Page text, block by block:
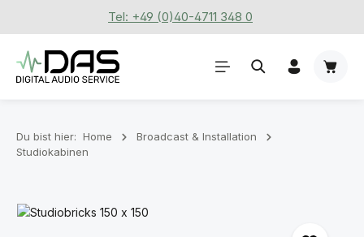
Zum Hauptinhalt springenTel: +49 (0)40-4711 348 0
Du bist hier: Home
Broadcast & Installation
Studiokabinen
Bildergalerie überspringen